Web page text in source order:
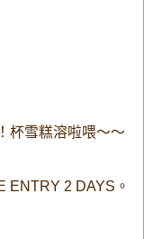
杯雪糕溶啦喂～～
ENTRY 2 DAYS。